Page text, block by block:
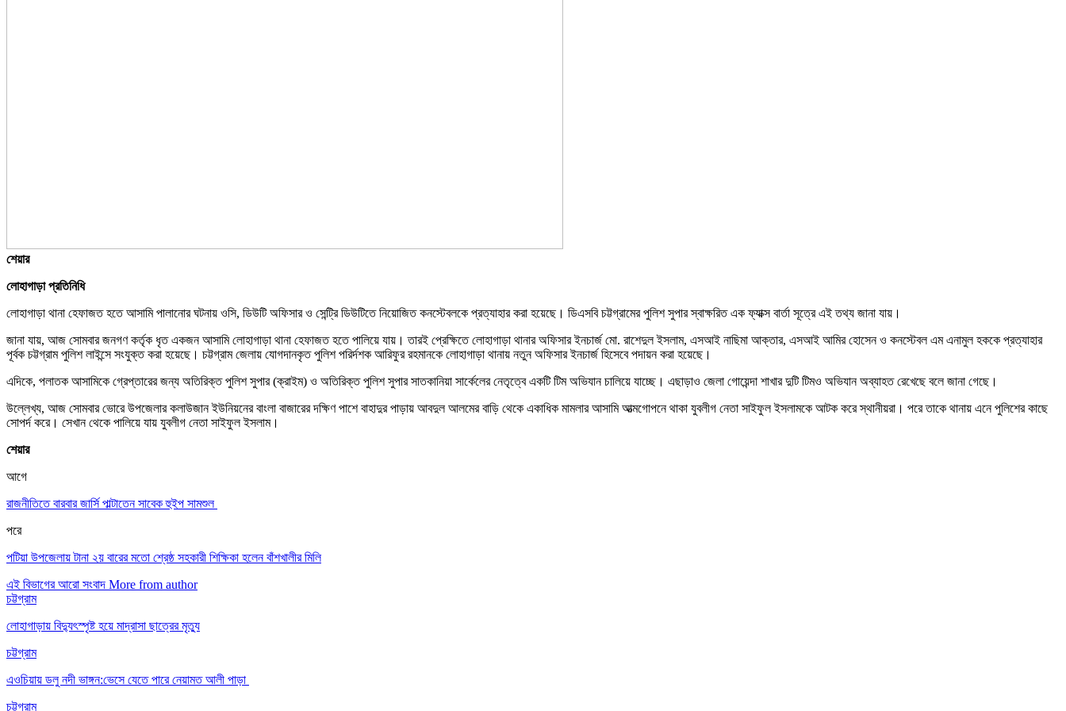
শেয়ার
লোহাগাড়া প্রতিনিধি
লোহাগাড়া থানা হেফাজত হতে আসামি পালানোর ঘটনায় ওসি, ডিউটি অফিসার ও সেন্ট্রি ডিউটিতে নিয়োজিত কনস্টেবলকে প্রত্যাহার করা হয়েছে। ডিএসবি চট্টগ্রামের পুলিশ সুপার স্বাক্ষরিত এক ফ্যাক্স বার্তা সূত্রে এই তথ্য জানা যায়।
জানা যায়, আজ সোমবার জনগণ কর্তৃক ধৃত একজন আসামি লোহাগাড়া থানা হেফাজত হতে পালিয়ে যায়। তারই প্রেক্ষিতে লোহাগাড়া থানার অফিসার ইনচার্জ মো. রাশেদুল ইসলাম, এসআই নাছিমা আক্তার, এসআই আমির হোসেন ও কনস্টেবল এম এনামুল হককে প্রত্যাহার
পূর্বক চট্টগ্রাম পুলিশ লাইন্সে সংযুক্ত করা হয়েছে। চট্টগ্রাম জেলায় যোগদানকৃত পুলিশ পরির্দশক আরিফুর রহমানকে লোহাগাড়া থানায় নতুন অফিসার ইনচার্জ হিসেবে পদায়ন করা হয়েছে।
এদিকে, পলাতক আসামিকে গ্রেপ্তারের জন্য অতিরিক্ত পুলিশ সুপার (ক্রাইম) ও অতিরিক্ত পুলিশ সুপার সাতকানিয়া সার্কেলের নেতৃত্বে একটি টিম অভিযান চালিয়ে যাচ্ছে। এছাড়াও জেলা গোয়েন্দা শাখার দুটি টিমও অভিযান অব্যাহত রেখেছে বলে জানা গেছে।
উল্লেখ্য, আজ সোমবার ভোরে উপজেলার কলাউজান ইউনিয়নের বাংলা বাজারের দক্ষিণ পাশে বাহাদুর পাড়ায় আবদুল আলমের বাড়ি থেকে একাধিক মামলার আসামি আত্মগোপনে থাকা যুবলীগ নেতা সাইফুল ইসলামকে আটক করে স্থানীয়রা। পরে তাকে থানায় এনে পুলিশের কাছে
সোপর্দ করে। সেখান থেকে পালিয়ে যায় যুবলীগ নেতা সাইফুল ইসলাম।
শেয়ার
আগে
রাজনীতিতে বারবার জার্সি পাল্টাতেন সাবেক হুইপ সামশুল
পরে
পটিয়া উপজেলায় টানা ২য় বারের মতো শ্রেষ্ঠ সহকারী শিক্ষিকা হলেন বাঁশখালীর মিলি
এই বিভাগের আরো সংবাদ More from author
চট্টগ্রাম
লোহাগাড়ায় বিদ্যুৎস্পৃষ্ট হয়ে মাদ্রাসা ছাত্রের মৃত্যু
চট্টগ্রাম
এওচিয়ায় ডলু নদী ভাঙ্গন:ভেসে যেতে পারে নেয়ামত আলী পাড়া
চট্টগ্রাম